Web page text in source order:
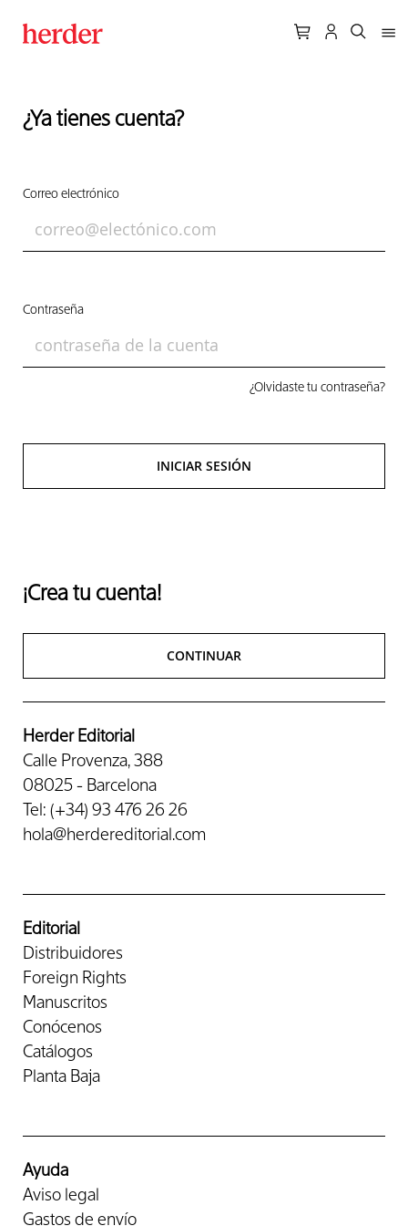
¿Ya tienes cuenta?
Correo electrónico
Contraseña
¿Olvidaste tu contraseña?
INICIAR SESIÓN
¡Crea tu cuenta!
CONTINUAR
Herder Editorial
Calle Provenza, 388
08025 - Barcelona
Tel: (+34) 93 476 26 26
hola@herdereditorial.com
Editorial
Distribuidores
Foreign Rights
Manuscritos
Conócenos
Catálogos
Planta Baja
Ayuda
Aviso legal
Gastos de envío